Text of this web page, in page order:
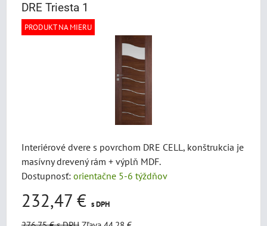
DRE Triesta 1
PRODUKT NA MIERU
Interiérové dvere s povrchom DRE CELL, konštrukcia je
masívny drevený rám + výplň MDF.
Dostupnosť: orientačne 5-6 týždňov
232,47 € s DPH